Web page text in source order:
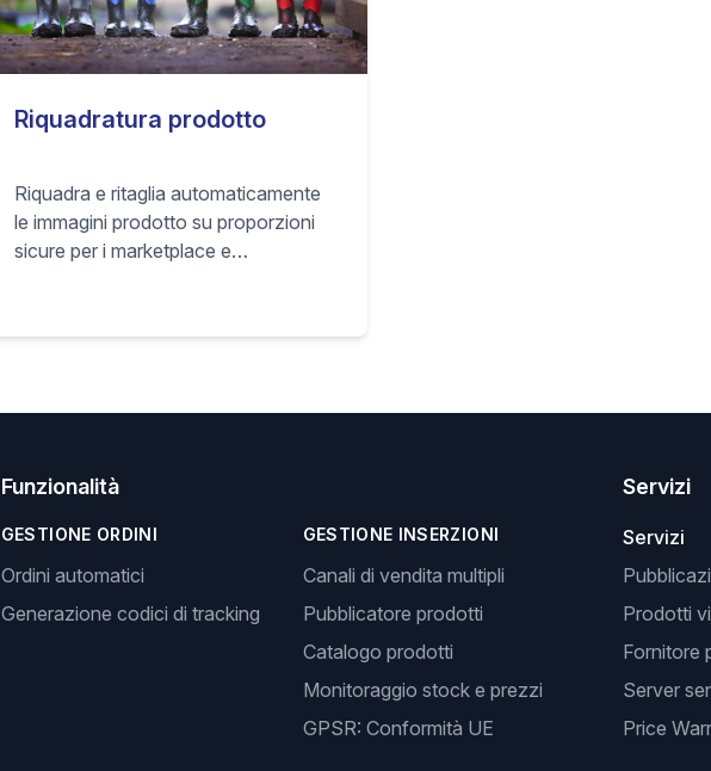
Riquadratura prodotto
Riquadra e ritaglia automaticamente
le immagini prodotto su proporzioni
sicure per i marketplace e
Funzionalità
GESTIONE ORDINI
Ordini automatici
Generazione codici di tracking
GESTIONE INSERZIONI
Canali di vendita multipli
Pubblicatore prodotti
Catalogo prodotti
Monitoraggio stock e prezzi
GPSR: Conformità UE
Servizi
Servizi
Prodotti
Fornitore
Server
Price